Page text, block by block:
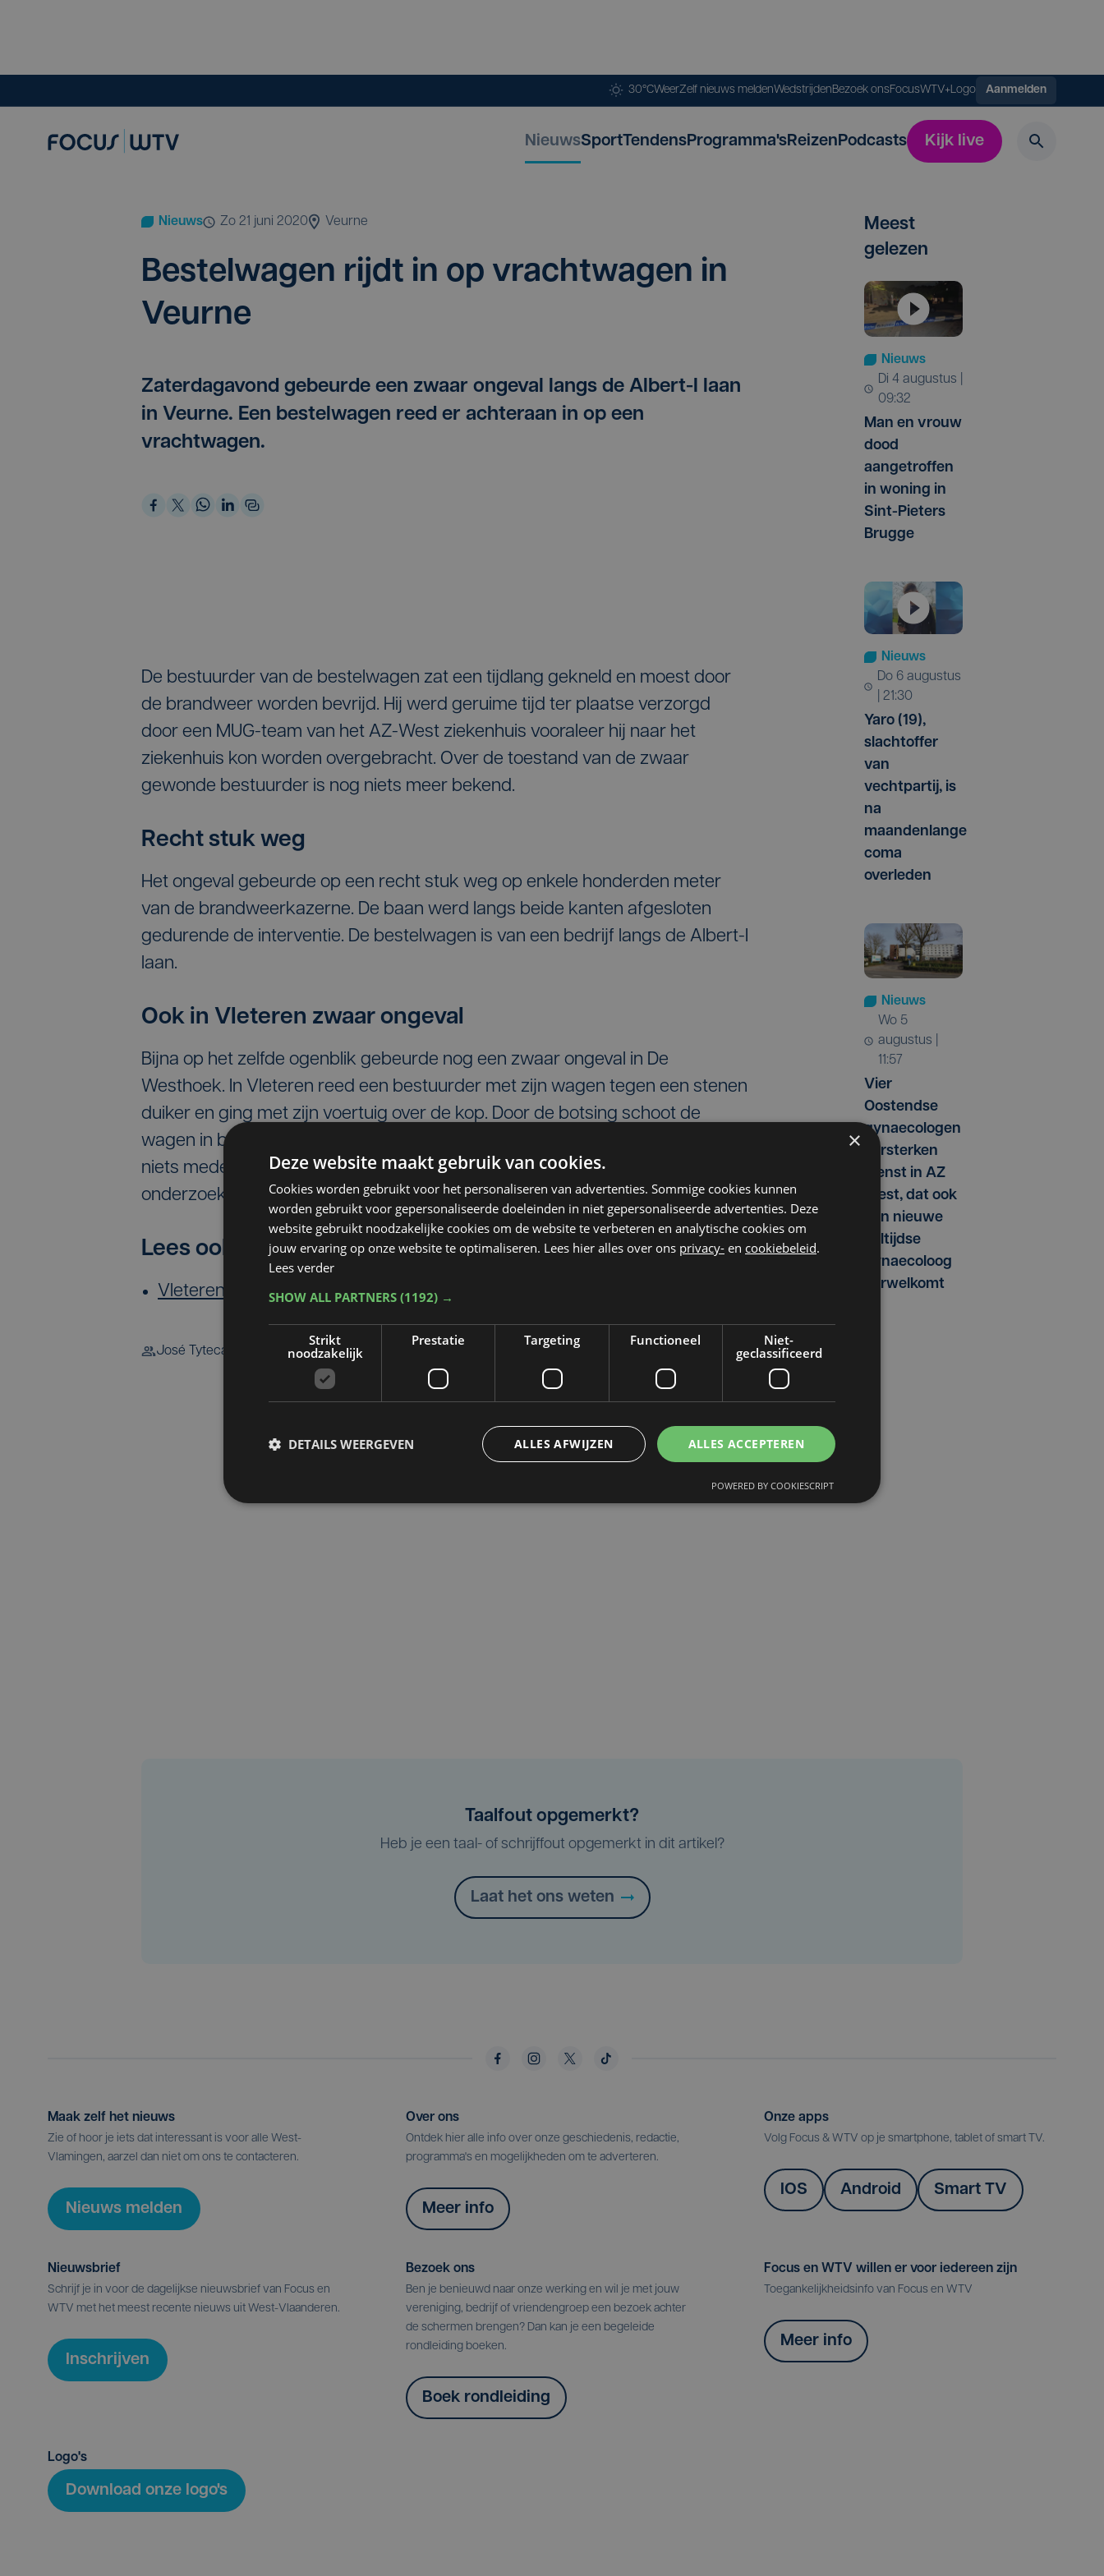
30°CWeerZelf nieuws meldenWedstrijdenBezoek onsFocusWTV+Logo Aanmelden
NieuwsSportTendensProgramma'sReizenPodcasts Kijk live
Nieuws zo 21 juni 2020 Veurne
Bestel­wa­gen rijdt in op vracht­wa­gen in
Veurne
Zaterdagavond gebeurde een zwaar ongeval langs de Albert-I laan
in Veurne. Een bestelwagen reed er achteraan in op een
vrachtwagen.
De bestuurder van de bestelwagen zat een tijdlang gekneld en moest door
de brandweer worden bevrijd. Hij werd geruime tijd ter plaatse verzorgd
door een MUG-team van het AZ-West ziekenhuis vooraleer hij naar het
ziekenhuis kon worden overgebracht. Over de toestand van de zwaar
gewonde bestuurder is nog niets meer bekend.
Recht stuk weg
Het ongeval gebeurde op een recht stuk weg op enkele honderden meter
van de brandweerkazerne. De baan werd langs beide kanten afgesloten
gedurende de interventie. De bestelwagen is van een bedrijf langs de Albert-I
laan.
Ook in Vleteren zwaar ongeval
Bijna op het zelfde ogenblik gebeurde nog een zwaar ongeval in De
Westhoek. In Vleteren reed een bestuurder met zijn wagen tegen een stenen
duiker en ging met zijn voertuig over de kop. Door de botsing schoot de
wagen in brand. Over de toestand van de twee inzittenden kon de politie nog
niets mededelen. Wel werd de wagen in beslag genomen voor nader
onderzoek.
Lees ook:
Vleteren: wagen brandt uit na botsing
José Tyteca
Meest
gelezen
Nieuws
di 4 augustus |
09:32
Man en vrouw
dood
aangetroffen
in woning in
Sint-Pieters
Brugge
Nieuws
do 6 augustus
| 21:30
Yaro (19),
slachtoffer
van
vechtpartij, is
na
maandenlange
coma
overleden
Nieuws
wo 5
augustus |
11:57
Vier
Oostendse
gynaecologen
versterken
dienst in AZ
West, dat ook
een nieuwe
voltijdse
gynaecoloog
verwelkomt
Taalfout opgemerkt?
Heb je een taal- of schrijffout opgemerkt in dit artikel?
Laat het ons weten
Maak zelf het nieuws
Zie of hoor je iets dat interessant is voor alle West-
Vlamingen, aarzel dan niet om ons te contacteren.
Nieuws melden
Over ons
Ontdek hier alle info over onze geschiedenis, redactie,
programma's en mogelijkheden om te adverteren.
Meer info
Onze apps
Volg Focus & WTV op je smartphone, tablet of smart TV.
IOS Android Smart TV
Nieuwsbrief
Schrijf je in voor de dagelijkse nieuwsbrief van Focus en
WTV met het meest recente nieuws uit West-Vlaanderen.
Inschrijven
Bezoek ons
Ben je benieuwd naar onze werking en wil je met jouw
vereniging, bedrijf of vriendengroep een bezoek achter
de schermen brengen? Dan kan je een begeleide
rondleiding boeken.
Boek rondleiding
Focus en WTV willen er voor iedereen zijn
Toegankelijkheidsinfo van Focus en WTV
Meer info
Logo's
Download onze logo's
×
Deze website maakt gebruik van cookies.
Cookies worden gebruikt voor het personaliseren van advertenties. Sommige cookies kunnen
worden gebruikt voor gepersonaliseerde doeleinden in niet gepersonaliseerde advertenties. Deze
website gebruikt noodzakelijke cookies om de website te verbeteren en analytische cookies om
jouw ervaring op onze website te optimaliseren. Lees hier alles over ons privacy- en cookiebeleid.
Lees verder
SHOW ALL PARTNERS (1192) →
Strikt
noodzakelijk
Prestatie Targeting Functioneel
Niet-
geclassificeerd
ALLES ACCEPTEREN
ALLES AFWIJZEN
DETAILS WEERGEVEN
POWERED BY COOKIESCRIPT